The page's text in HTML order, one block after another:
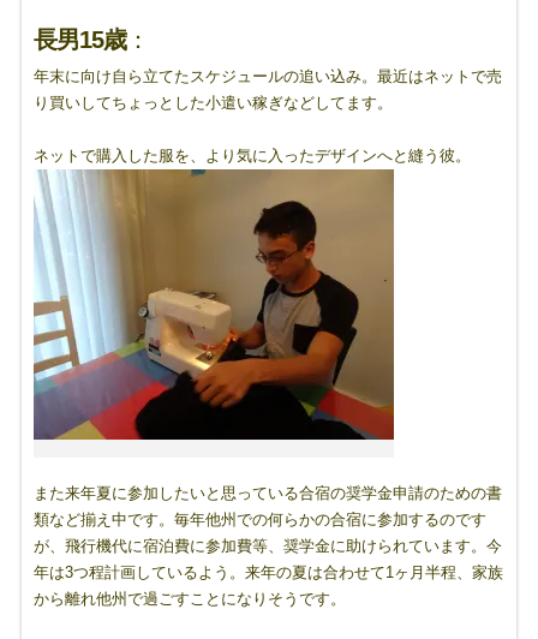
長男15歳：
年末に向け自ら立てたスケジュールの追い込み。最近はネットで売
り買いしてちょっとした小遣い稼ぎなどしてます。
ネットで購入した服を、より気に入ったデザインへと縫う彼。
また来年夏に参加したいと思っている合宿の奨学金申請のための書
類など揃え中です。毎年他州での何らかの合宿に参加するのです
が、飛行機代に宿泊費に参加費等、奨学金に助けられています。今
年は3つ程計画しているよう。来年の夏は合わせて1ヶ月半程、家族
から離れ他州で過ごすことになりそうです。